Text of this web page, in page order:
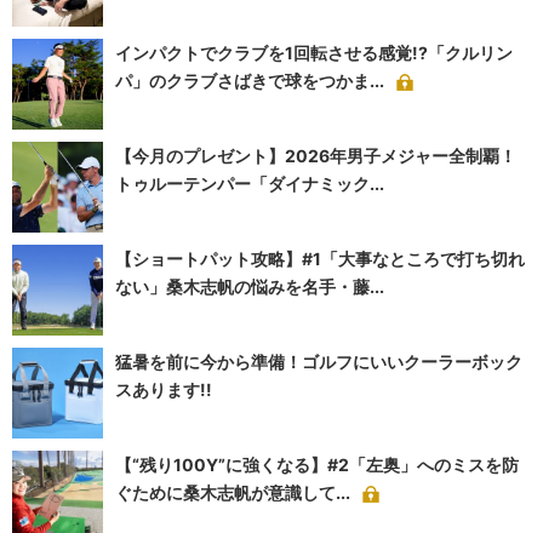
インパクトでクラブを1回転させる感覚!?「クルリン
パ」のクラブさばきで球をつかま...
【今月のプレゼント】2026年男子メジャー全制覇！
トゥルーテンパー「ダイナミック...
【ショートパット攻略】#1「大事なところで打ち切れ
ない」桑木志帆の悩みを名手・藤...
猛暑を前に今から準備！ゴルフにいいクーラーボック
スあります!!
【“残り100Y”に強くなる】#2「左奥」へのミスを防
ぐために桑木志帆が意識して...